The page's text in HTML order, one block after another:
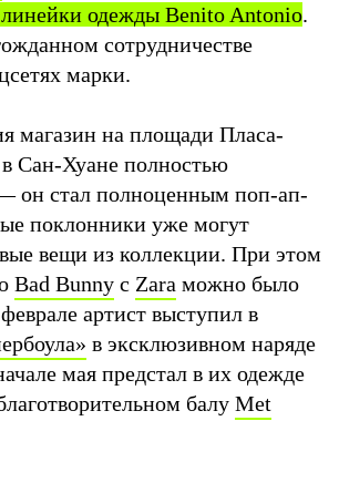
одежды Benito Antonio.
сотрудничестве
марки.
магазин на площади Пласа-
Сан-Хуане полностью
он стал полноценным поп-ап-
поклонники уже могут
вещи из коллекции. При этом
Bad Bunny с Zara можно было
артист выступил в
в эксклюзивном наряде
мая предстал в их одежде
балу Met